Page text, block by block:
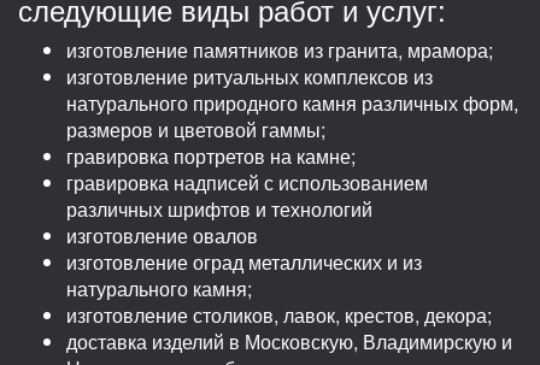
следующие виды работ и услуг:
изготовление памятников из гранита, мрамора;
изготовление ритуальных комплексов из
натурального природного камня различных форм,
размеров и цветовой гаммы;
гравировка портретов на камне;
гравировка надписей с использованием
различных шрифтов и технологий
изготовление овалов
изготовление оград металлических и из
натурального камня;
изготовление столиков, лавок, крестов, декора;
доставка изделий в Московскую, Владимирскую и